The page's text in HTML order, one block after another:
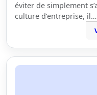
éviter de simplement
culture d’entreprise, il…